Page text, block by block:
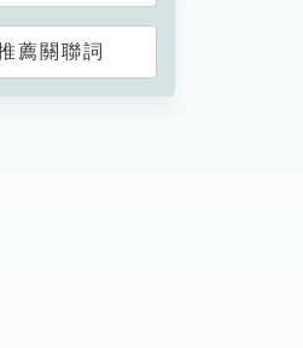
薦關聯詞